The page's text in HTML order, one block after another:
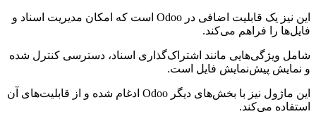
این نیز یک قابلیت اضافی در Odoo است که امکان مدیریت اسناد و
فایل‌ها را فراهم می‌کند.
شامل ویژگی‌هایی مانند اشتراک‌گذاری اسناد، دسترسی کنترل شده
و نمایش پیش‌نمایش فایل است.
این ماژول نیز با بخش‌های دیگر Odoo ادغام شده و از قابلیت‌های آن
استفاده می‌کند.